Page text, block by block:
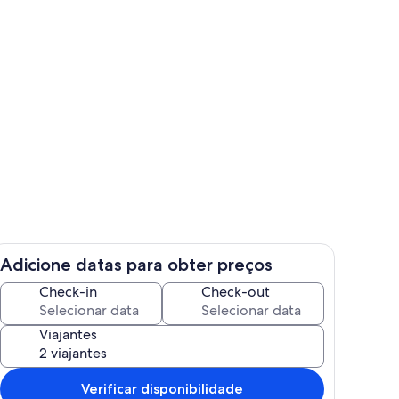
Exterior
Adicione datas para obter preços
Check-in Check-out
Viajantes
Verificar disponibilidade